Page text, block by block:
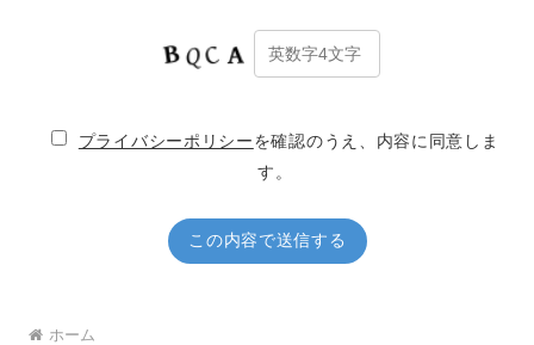
プライバシーポリシーを確認のうえ、内容に同意しま
す。
ホーム